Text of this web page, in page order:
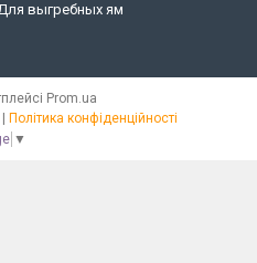
выгребных ям
Prom.ua
Політика конфіденційності
▼